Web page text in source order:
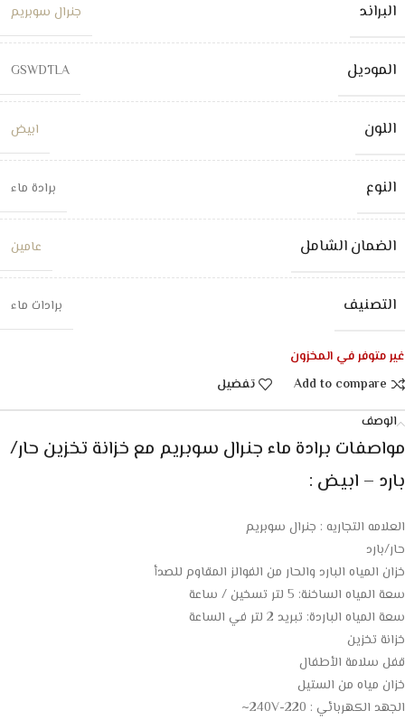
البراند جنرال سوبريم
الموديل GSWDTLA
اللون ابيض
النوع برادة ماء
الضمان الشامل عامين
التصنيف برادات ماء
غير متوفر في المخزون
Add to compare
تفضيل
الوصف
مواصفات برادة ماء جنرال سوبريم مع خزانة تخزين حار/
بارد – ابيض :
العلامه التجاريه : جنرال سوبريم
حار/بارد
خزان المياه البارد والحار من الفوالز المقاوم للصدأ
سعة المياه الساخنة: 5 لتر تسخين / ساعة
سعة المياه الباردة: تبريد 2 لتر في الساعة
خزانة تخزين
قفل سلامة الأطفال
خزان مياه من الستيل
الجهد الكهربائي : 220-240V~